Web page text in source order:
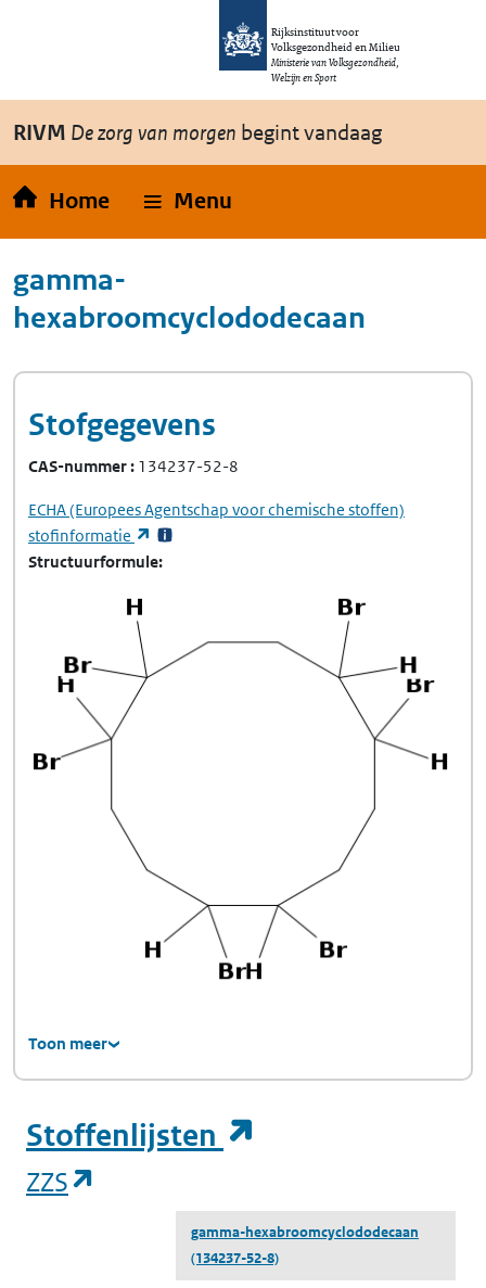
Overslaan en naar de inhoud gaan
Rijksinstituut voor
Volksgezondheid en Milieu
Ministerie van Volksgezondheid,
Welzijn en Sport
RIVM De zorg van morgen begint vandaag
Home Menu
gamma-
hexabroomcyclododecaan
Stofgegevens
CAS-nummer 134237-52-8
ECHA(Europees Agentschap voor chemische stoffen)
stofinformatie
(opent in een nieuw tabblad)
Structuurformule
Toon meer
Stoffenlijsten
ZZS
gamma-hexabroomcyclododecaan
(134237-52-8)